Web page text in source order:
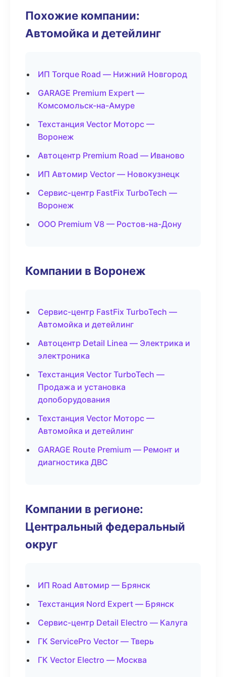
Похожие компании:
Автомойка и детейлинг
ИП Torque Road — Нижний Новгород
GARAGE Premium Expert —
Комсомольск-на-Амуре
Техстанция Vector Моторс —
Воронеж
Автоцентр Premium Road — Иваново
ИП Автомир Vector — Новокузнецк
Сервис-центр FastFix TurboTech —
Воронеж
ООО Premium V8 — Ростов-на-Дону
Компании в Воронеж
Сервис-центр FastFix TurboTech —
Автомойка и детейлинг
Автоцентр Detail Linea — Электрика и
электроника
Техстанция Vector TurboTech —
Продажа и установка
допоборудования
Техстанция Vector Моторс —
Автомойка и детейлинг
GARAGE Route Premium — Ремонт и
диагностика ДВС
Компании в регионе:
Центральный федеральный
округ
ИП Road Автомир — Брянск
Техстанция Nord Expert — Брянск
Сервис-центр Detail Electro — Калуга
ГК ServicePro Vector — Тверь
ГК Vector Electro — Москва